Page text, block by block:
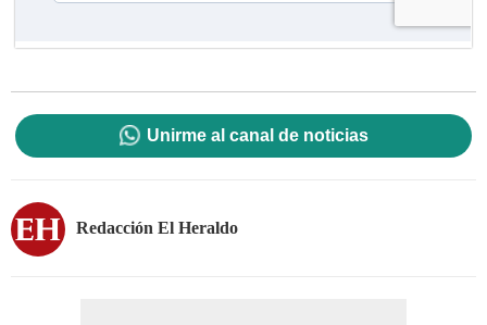
Unirme al canal de noticias
Redacción El Heraldo